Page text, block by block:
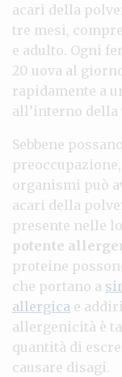
acari della
tre mesi,
e adulto. Ogni
20 uova al
rapidamente a
all’interno della
Sebbene
organismi può
acari della
presente nelle
potente
proteine
che portano a
allergica e
allergenicità è
quantità di
causare disagi.